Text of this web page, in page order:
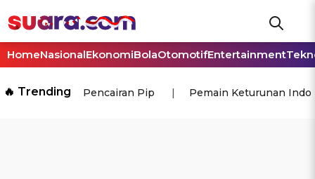
HomeNasionalEkonomiBolaOtomotifEntertainment
🔥 Trending Pencairan Pip Pemain Keturunan